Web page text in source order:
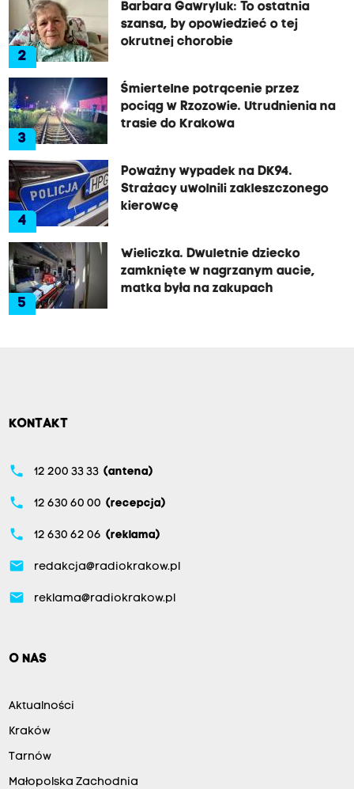
2
Barbara Gawryluk: To ostatnia
szansa, by opowiedzieć o tej
okrutnej chorobie
3
Śmiertelne potrącenie przez
pociąg w Rzozowie. Utrudnienia na
trasie do Krakowa
4
Poważny wypadek na DK94.
Strażacy uwolnili zakleszczonego
kierowcę
5
Wieliczka. Dwuletnie dziecko
zamknięte w nagrzanym aucie,
matka była na zakupach
KONTAKT
phone 12 200 33 33 (antena)
phone 12 630 60 00 (recepcja)
phone 12 630 62 06 (reklama)
email redakcja@radiokrakow.pl
email reklama@radiokrakow.pl
O NAS
Aktualności
Kraków
Tarnów
Małopolska Zachodnia